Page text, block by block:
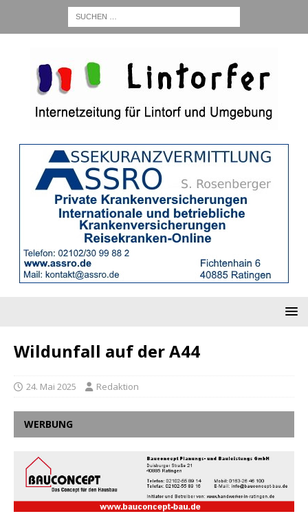
Wildunfall auf der A44
24. Mai 2025 Redaktion
WERBUNG